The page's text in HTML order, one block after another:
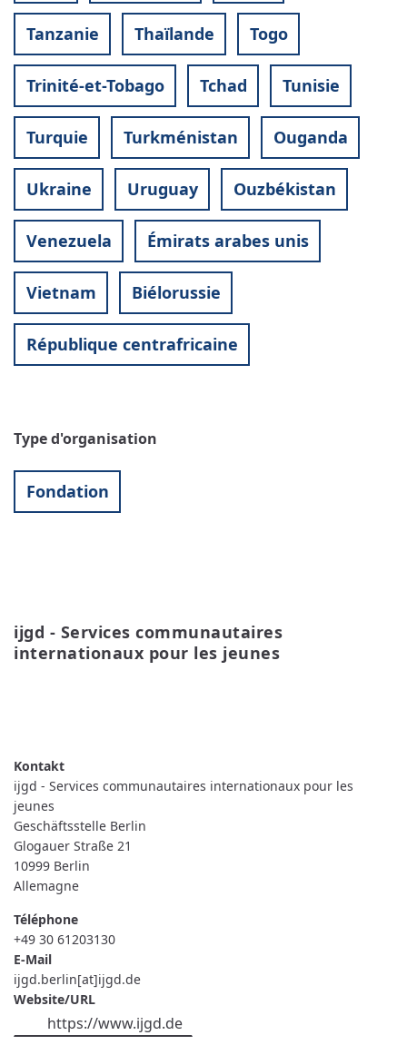
Tanzanie Thaïlande Togo
Trinité-et-Tobago Tchad Tunisie
Turquie Turkménistan Ouganda
Ukraine Uruguay Ouzbékistan
Venezuela Émirats arabes unis
Vietnam Biélorussie
République centrafricaine
Type d'organisation
Fondation
ijgd - Services communautaires
internationaux pour les jeunes
ijgd - Services communautaires internationaux pour les
jeunes
Geschäftsstelle Berlin
Glogauer Straße 21
10999 Berlin
Allemagne
Téléphone
+49 30 61203130
E-Mail
ijgd.berlin[at]ijgd.de
Website/URL
https://www.ijgd.de